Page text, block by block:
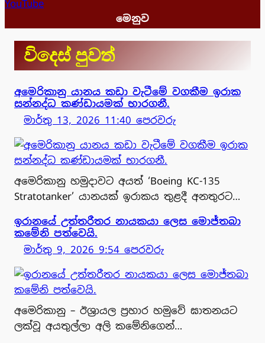
YouTube
මෙනුව
විදෙස් පුවත්
අමෙරිකානු යානය කඩා වැටීමේ වගකීම ඉරාක
සන්නද්ධ කණ්ඩායමක් භාරගනී.
මාර්තු 13, 2026 11:40 පෙරවරු
අමෙරිකානු හමුදාවට අයත් ‘Boeing KC-135
Stratotanker’ යානයක් ඉරාකය තුළදී අනතුරට…
ඉරානයේ උත්තරීතර නායකයා ලෙස මොජ්තබා
කමේනි පත්වෙයි.
මාර්තු 9, 2026 9:54 පෙරවරු
අමෙරිකානු – ඊශ්‍රායල ප්‍රහාර හමුවේ ඝාතනයට
ලක්වූ අයතුල්ලා අලි කමේනිගෙන්…